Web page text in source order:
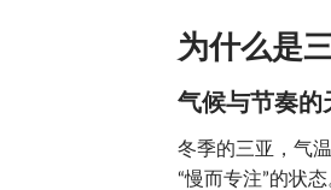
为什么是
气候与节奏的
冬季的三亚，气
“慢而专注”的状态